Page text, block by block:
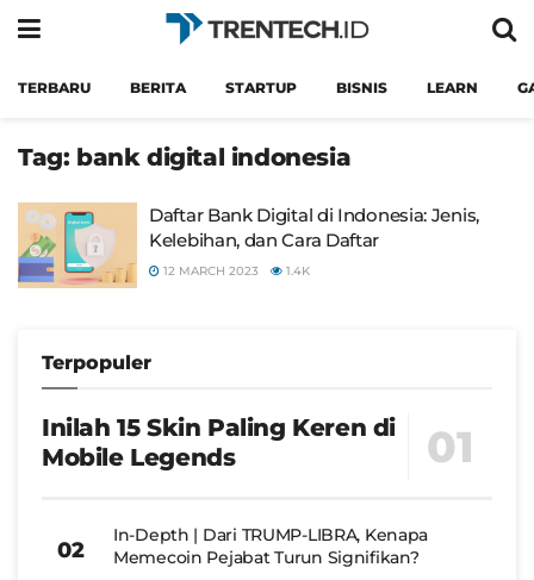
TERBARU BERITA STARTUP BISNIS LEARN
Tag: bank digital indonesia
Daftar Bank Digital di Indonesia: Jenis,
Kelebihan, dan Cara Daftar
12 MARCH 2023 1.4K
Terpopuler
Inilah 15 Skin Paling Keren di
Mobile Legends
In-Depth | Dari TRUMP-LIBRA, Kenapa
Memecoin Pejabat Turun Signifikan?